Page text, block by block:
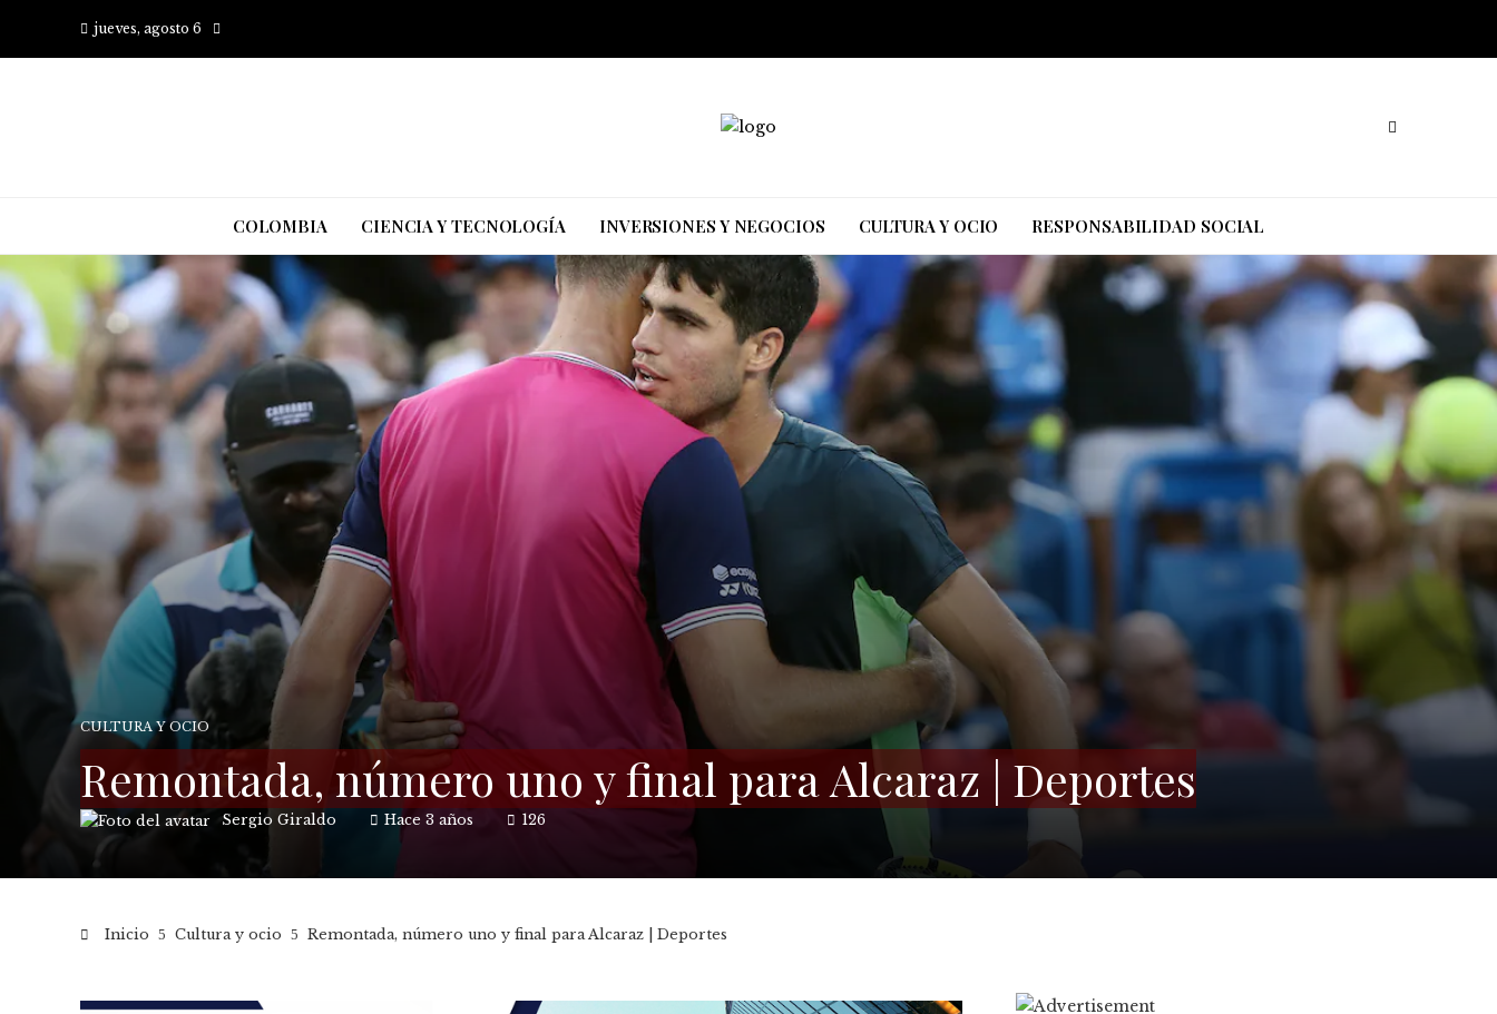
jueves, agosto 6
COLOMBIA CIENCIA Y TECNOLOGÍA INVERSIONES Y NEGOCIOS CULTURA Y OCIO RESPONSABILIDAD SOCIAL
CULTURA Y OCIO
Remontada, número uno y final para Alcaraz | Deportes
Sergio Giraldo Hace 3 años 126
Inicio Cultura y ocio Remontada, número uno y final para Alcaraz | Deportes